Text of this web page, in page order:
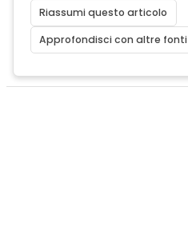
Riassumi questo articolo
Approfondisci con altre fonti